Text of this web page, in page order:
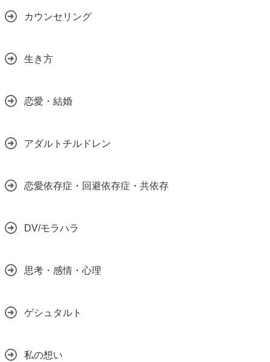
カウンセリング
生き方
恋愛・結婚
アダルトチルドレン
恋愛依存症・回避依存症・共依存
DV/モラハラ
思考・感情・心理
ゲシュタルト
私の想い